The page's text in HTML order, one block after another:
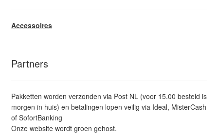
Accessoires
Partners
Pakketten worden verzonden via Post NL (voor 15.00 besteld is
morgen in huis) en betalingen lopen veilig via Ideal, MisterCash
of SofortBanking
Onze website wordt groen gehost.